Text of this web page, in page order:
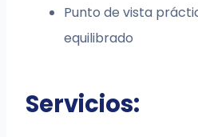
Punto de vista
equilibrado
Servicios: